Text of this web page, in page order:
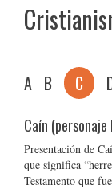
A B C
Caín
Presentación de
que significa
Testamento que